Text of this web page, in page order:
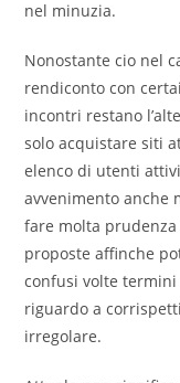
nel minuzia.
Nonostante cio nel
rendiconto con
incontri restano
solo acquistare siti
elenco di utenti
avvenimento anche
fare molta
proposte affinche
confusi volte
riguardo a
irregolare.